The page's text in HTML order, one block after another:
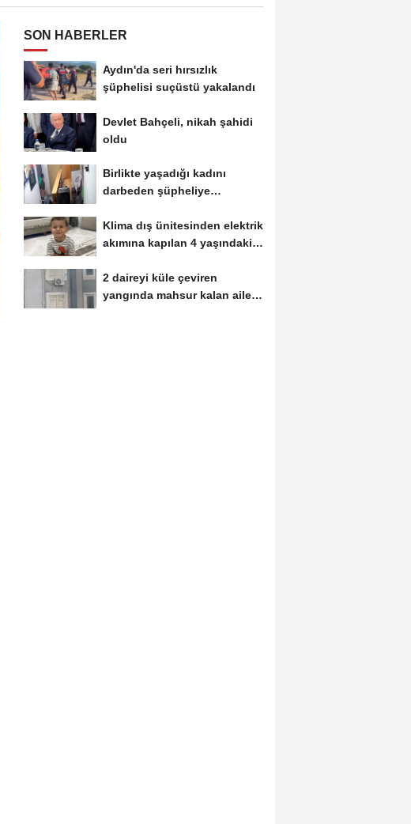
SON HABERLER
Aydın'da seri hırsızlık
şüphelisi suçüstü yakalandı
Devlet Bahçeli, nikah şahidi
oldu
Birlikte yaşadığı kadını
darbeden şüpheliye
Klima dış ünitesinden elektrik
akımına kapılan 4 yaşındaki
2 daireyi küle çeviren
yangında mahsur kalan aile